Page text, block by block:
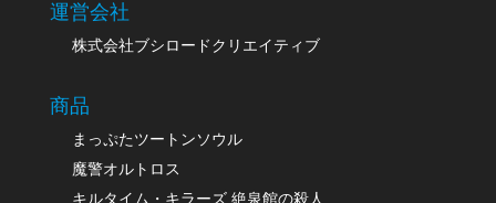
運営会社
株式会社ブシロードクリエイティブ
商品
まっぷたツートンソウル
魔警オルトロス
キルタイム・キラーズ 絶泉館の殺人